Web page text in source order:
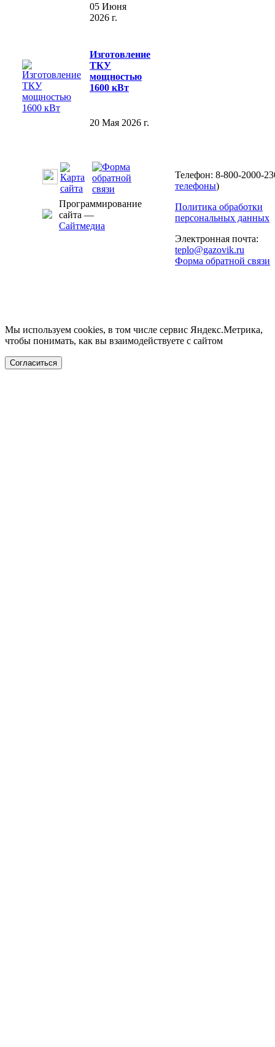
05 Июня
2026 г.
Изготовление
ТКУ
мощностью
1600 кВт
20 Мая 2026 г.
Программирование
сайта —
Сайтмедиа
Телефон: 8-800-2000-
телефоны)
Политика обработки
персональных данных
Электронная почта:
teplo@gazovik.ru
Форма обратной связи
Мы используем cookies, в том числе сервис Яндекс.Метрика,
чтобы понимать, как вы взаимодействуете с сайтом
Согласиться